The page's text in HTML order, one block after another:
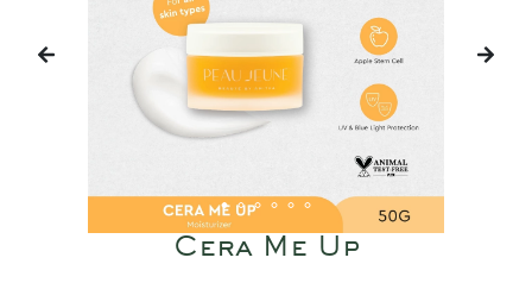
Cera Me Up